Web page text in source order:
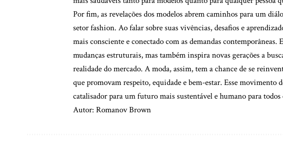
Por fim, as revelações dos modelos abrem caminhos para um
setor fashion. Ao falar sobre suas vivências, desafios e
mais consciente e conectado com as demandas contemporâneas.
mudanças estruturais, mas também inspira novas gerações a
realidade do mercado. A moda, assim, tem a chance de se
que promovam respeito, equidade e bem-estar. Esse movimento
catalisador para um futuro mais sustentável e humano para
Autor: Romanov Brown